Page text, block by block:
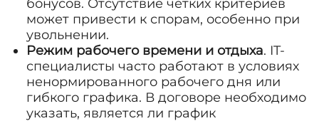
бонусов. Отсутствие четких критериев
может привести к спорам, особенно при
увольнении.
Режим рабочего времени и отдыха. IT-
специалисты часто работают в условиях
ненормированного рабочего дня или
гибкого графика. В договоре необходимо
указать, является ли график